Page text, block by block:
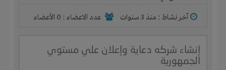
آخر نشاط : منذ 3 سنوات عدد الاعضاء : 0 الأعضاء
إنشاء شركه دعاية وإعلان علي مستوي
الجمهورية